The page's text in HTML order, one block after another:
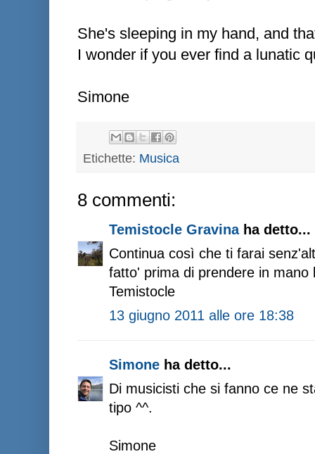
She's sleeping in my hand, and
I wonder if you ever find a lunatic
Simone
Etichette: Musica
8 commenti:
Temistocle Gravinaha detto...
Continua così che ti farai
fatto' prima di prendere in mano
Temistocle
13 giugno 2011 alle ore 18:38
Simone ha detto...
Di musicisti che si fanno ce ne
tipo ^^.
Simone